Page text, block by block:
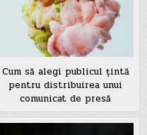
Cum să alegi publicul țintă
pentru distribuirea unui
comunicat de presă